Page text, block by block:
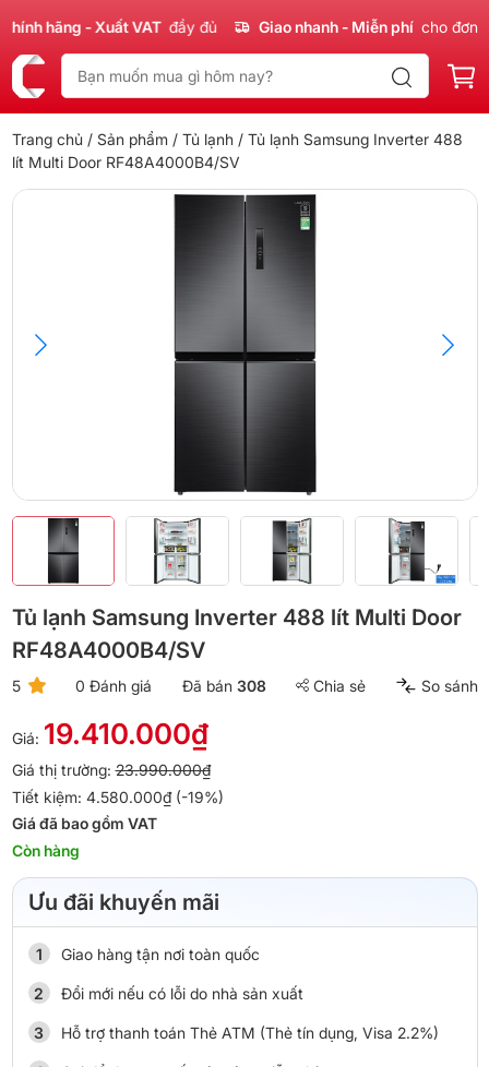
hãng - Xuất VAT đầy đủ Giao nhanh - Miễn phí cho đơn
Trang chủ / Sản phẩm / Tủ lạnh / Tủ lạnh Samsung Inverter 488
lít Multi Door RF48A4000B4/SV
Tủ lạnh Samsung Inverter 488 lít Multi Door
RF48A4000B4/SV
5 0 Đánh giá Đã bán 308 Chia sẻ So sánh
Giá: 19.410.000₫
Giá thị trường:23.990.000₫
Tiết kiệm: 4.580.000₫ (-19%)
Giá đã bao gồm VAT
Còn hàng
Ưu đãi khuyến mãi
Giao hàng tận nơi toàn quốc
Đổi mới nếu có lỗi do nhà sản xuất
Hỗ trợ thanh toán Thẻ ATM (Thẻ tín dụng, Visa 2.2%)